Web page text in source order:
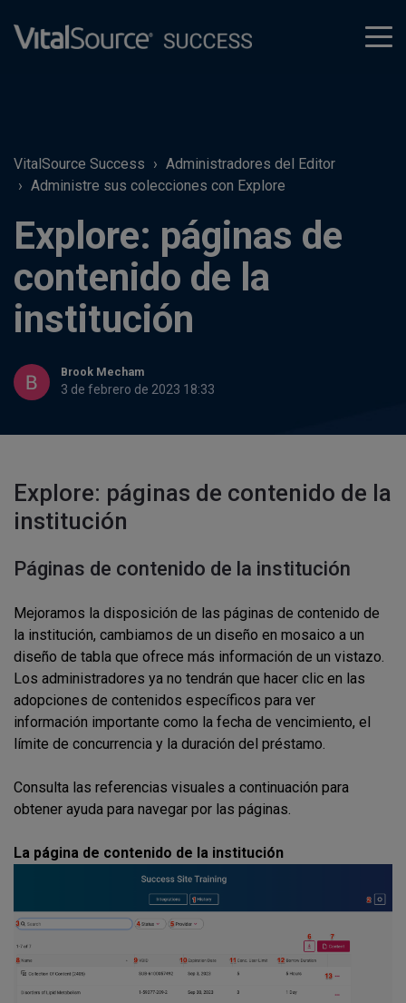
VitalSource Success
Administradores del Editor
Administre sus colecciones con Explore
Explore: páginas de
contenido de la
institución
Brook Mecham
3 de febrero de 2023 18:33
Explore: páginas de contenido de la
institución
Páginas de contenido de la institución
Mejoramos la disposición de las páginas de contenido de
la institución, cambiamos de un diseño en mosaico a un
diseño de tabla que ofrece más información de un vistazo.
Los administradores ya no tendrán que hacer clic en las
adopciones de contenidos específicos para ver
información importante como la fecha de vencimiento, el
límite de concurrencia y la duración del préstamo.
Consulta las referencias visuales a continuación para
obtener ayuda para navegar por las páginas.
La página de contenido de la institución